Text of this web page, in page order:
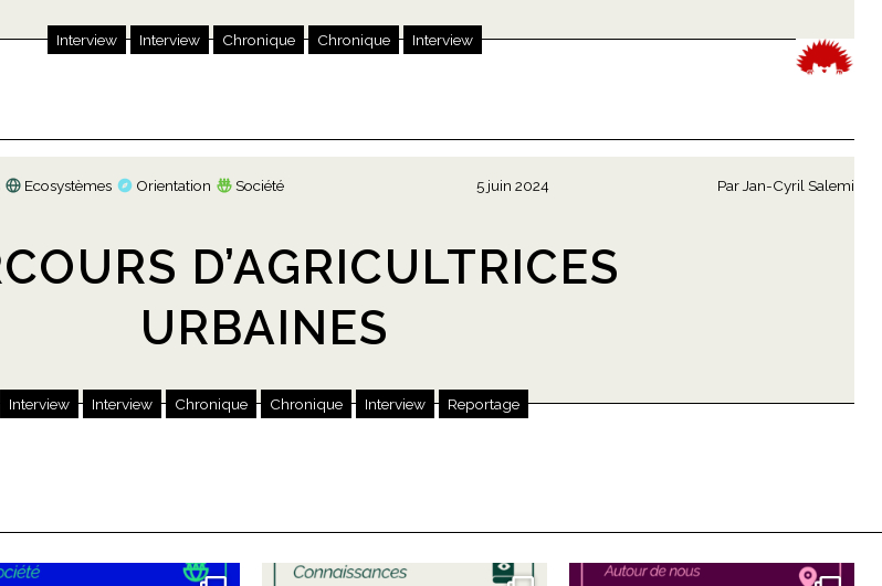
Interview Interview Chronique Chronique Interview
Ecosystèmes Orientation Société 5 juin 2024 Par Jan-Cyril Salemi
D’AGRICULTRICES
URBAINES
Interview Interview Chronique Chronique Interview Reportage